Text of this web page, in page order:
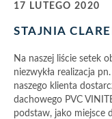
17 LUTEGO 2020
STAJNIA
Na naszej liście setek
niezwykła realizacja
naszego klienta
dachowego PVC
podstaw, jako miejsce